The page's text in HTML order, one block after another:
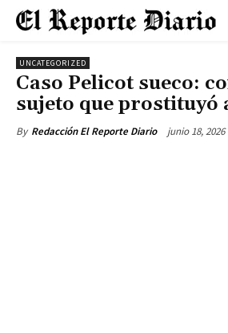
UNCATEGORIZED
Caso Pelicot sueco:
sujeto que prostituyó
By Redacción El Reporte Diario junio 18, 2026